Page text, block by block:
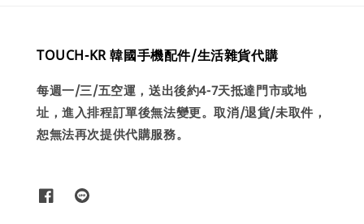
TOUCH-KR 韓國手機配件/生活雜貨代購
每週一/三/五空運，送出後約4-7天抵達門市或地
址，進入排程訂單後無法變更。取消/退貨/未取件，
恕無法再次提供代購服務。